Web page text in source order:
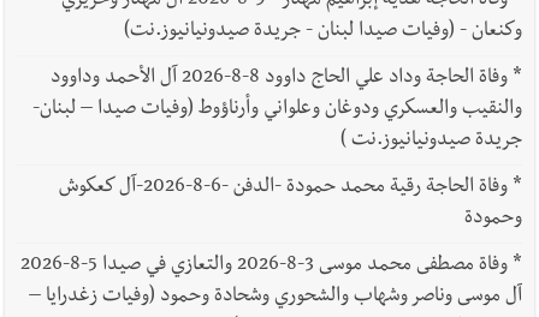
وكنعان - (وفيات صيدا لبنان - جريدة صيدونيانيوز.نت)
*
وفاة الحاجة وداد علي الحاج داوود 8-8-2026 آل الأحمد وداوود
والنقيب والعسكري ودوغان وعلواني وأرناؤوط (وفيات صيدا – لبنان-
جريدة صيدونيانيوز.نت )
*
وفاة الحاجة رقية محمد حمودة -الدفن -6-8-2026-آل كعكوش
وحمودة
*
وفاة مصطفى محمد موسى 3-8-2026 والتعازي في صيدا 5-8-2026
آل موسى وناصر وشهاب والشحوري وشحادة وحمود (وفيات زغدرايا –